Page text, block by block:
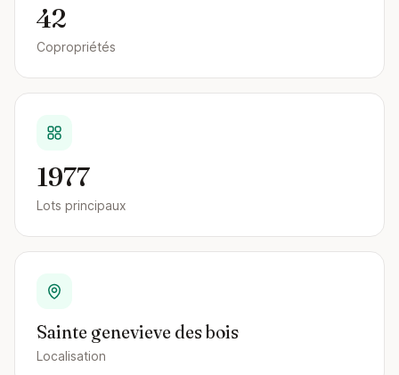
42
Copropriétés
1977
Lots principaux
Sainte genevieve des bois
Localisation